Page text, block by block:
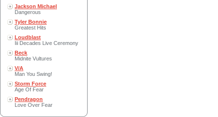
Jackson Michael
Dangerous
Tyler Bonnie
Greatest Hits
Loudblast
Iii Decades Live Ceremony
Beck
Midnite Vultures
V/A
Man You Swing!
Storm Force
Age Of Fear
Pendragon
Love Over Fear